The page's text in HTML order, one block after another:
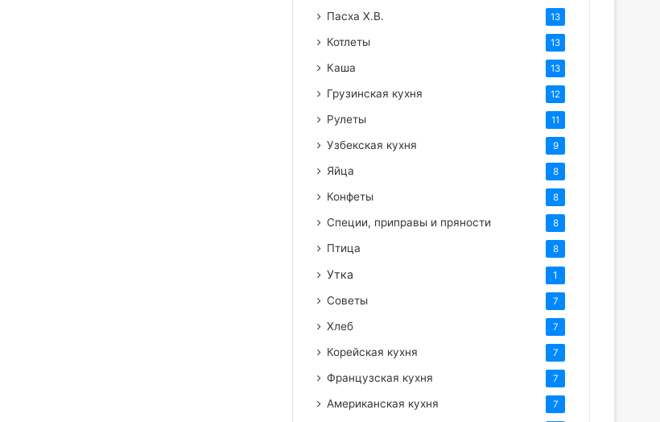
Пасха Х.В. 13
Котлеты 13
Каша 13
Грузинская кухня 12
Рулеты 11
Узбекская кухня 9
Яйца 8
Конфеты 8
Специи, приправы и пряности 8
Птица 8
Утка 1
Советы 7
Хлеб 7
Корейская кухня 7
Французская кухня 7
Американская кухня 7